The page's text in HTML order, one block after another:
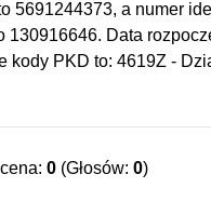
5691244373, a numer
130916646. Data
kody PKD to: 4619Z -
4690Z - Sprzedaż
profesjonalna, naukowa
0 (Głosów: 0)